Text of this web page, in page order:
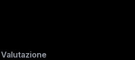
Valutazione